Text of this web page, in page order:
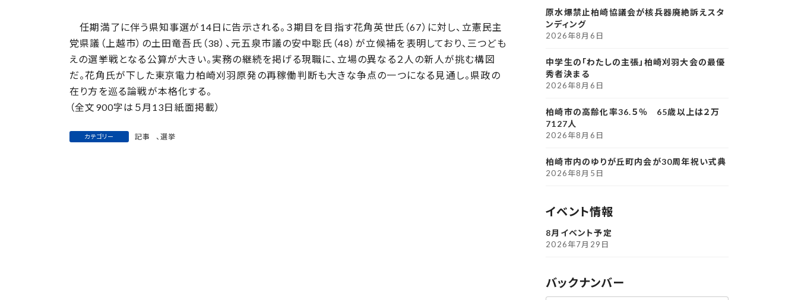
新
日
時
:
任期満了に伴う県知事選が14日に告示される。３期目を目指す花角英世氏（67）に対し、立憲民主
党県議（上越市）の土田竜吾氏（38）、元五泉市議の安中聡氏（48）が立候補を表明しており、三つども
えの選挙戦となる公算が大きい。実務の継続を掲げる現職に、立場の異なる２人の新人が挑む構図
だ。花角氏が下した東京電力柏崎刈羽原発の再稼働判断も大きな争点の一つになる見通し。県政の
在り方を巡る論戦が本格化する。
（全文900字は５月13日紙面掲載）
カテゴリー 記事 、選挙
原水爆禁止柏崎協議会が核兵器廃絶訴えスタ
ンディング
2026年8月6日
中学生の「わたしの主張」柏崎刈羽大会の最優
秀者決まる
2026年8月6日
柏崎市の高齢化率36.５％ 65歳以上は２万
7127人
2026年8月6日
柏崎市内のゆりが丘町内会が30周年祝い式典
2026年8月5日
イベント情報
8月イベント予定
2026年7月29日
バックナンバー
ア